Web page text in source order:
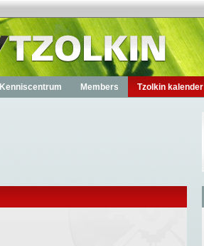
Kenniscentrum Members Tzolkin kalender